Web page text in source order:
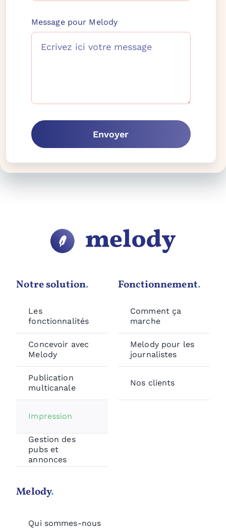
Message pour Melody
Envoyer
Notre solution.
Les
fonctionnalités
Concevoir avec
Melody
Publication
multicanale
Impression
Gestion des
pubs et
annonces
Fonctionnement.
Comment ça
marche
Melody pour les
journalistes
Nos clients
Melody.
Qui sommes-nous